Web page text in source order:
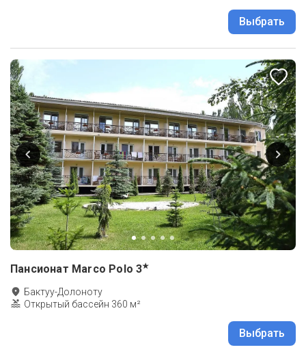
Выбрать
Пансионат Marco Polo 3★
Бактуу-Долоноту
Открытый бассейн 360 м²
Выбрать